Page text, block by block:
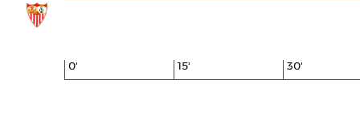
0' 15' 30'